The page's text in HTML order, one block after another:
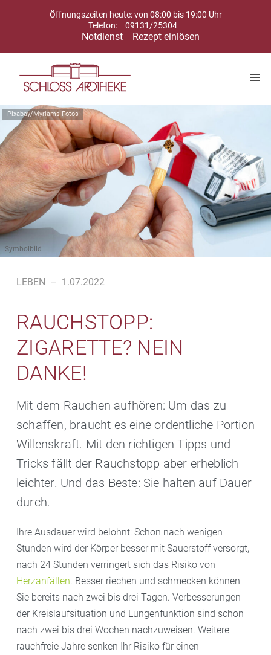
Öffnungszeiten heute: von 08:00 bis 19:00 Uhr
Telefon:
09131/25304
Notdienst Rezept einlösen
Pixabay/Myriams-Fotos
Symbolbild
LEBEN – 1.07.2022
RAUCHSTOPP:
ZIGARETTE? NEIN
DANKE!
Mit dem Rauchen aufhören: Um das zu
schaffen, braucht es eine ordentliche Portion
Willenskraft. Mit den richtigen Tipps und
Tricks fällt der Rauchstopp aber erheblich
leichter. Und das Beste: Sie halten auf Dauer
durch.
Ihre Ausdauer wird belohnt: Schon nach wenigen
Stunden wird der Körper besser mit Sauerstoff versorgt,
nach 24 Stunden verringert sich das Risiko von
Herzanfällen. Besser riechen und schmecken können
Sie bereits nach zwei bis drei Tagen. Verbesserungen
der Kreislaufsituation und Lungenfunktion sind schon
nach zwei bis drei Wochen nachzuweisen. Weitere
rauchfreie Jahre senken Ihr Risiko für einen